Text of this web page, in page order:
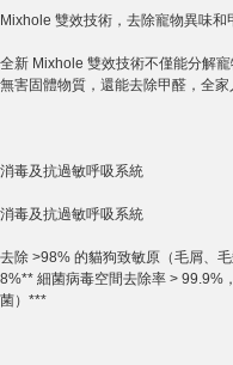
Mixhole 雙效技術，去除寵物異味和
全新 Mixhole 雙效技術不僅能分解
無害固體物質，還能去除甲醛，全家
消毒及抗過敏呼吸系統
消毒及抗過敏呼吸系統
去除 >98% 的貓狗致敏原（毛屑、
8%** 細菌病毒空間去除率 > 99.9%
菌）***